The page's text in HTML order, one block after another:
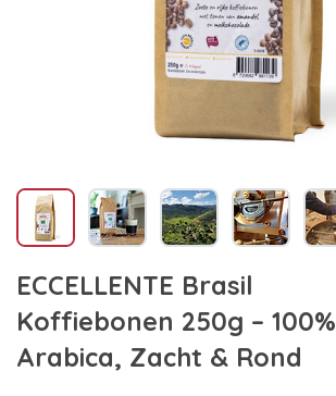
ECCELLENTE Brasil
Koffiebonen 250g – 100%
Arabica, Zacht & Rond